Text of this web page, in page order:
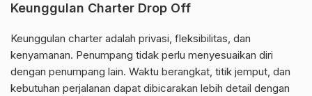
Keunggulan Charter Drop Off
Keunggulan charter adalah privasi, fleksibilitas, dan
kenyamanan. Penumpang tidak perlu menyesuaikan diri
dengan penumpang lain. Waktu berangkat, titik jemput, dan
kebutuhan perjalanan dapat dibicarakan lebih detail dengan